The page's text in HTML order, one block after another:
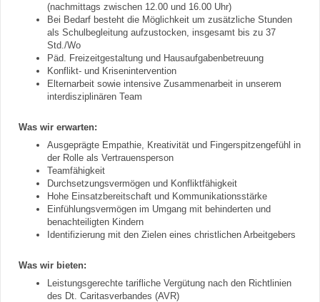
(nachmittags zwischen 12.00 und 16.00 Uhr)
Bei Bedarf besteht die Möglichkeit um zusätzliche Stunden
als Schulbegleitung aufzustocken, insgesamt bis zu 37
Std./Wo
Päd. Freizeitgestaltung und Hausaufgabenbetreuung
Konflikt- und Krisenintervention
Elternarbeit sowie intensive Zusammenarbeit in unserem
interdisziplinären Team
Was wir erwarten:
Ausgeprägte Empathie, Kreativität und Fingerspitzengefühl in
der Rolle als Vertrauensperson
Teamfähigkeit
Durchsetzungsvermögen und Konfliktfähigkeit
Hohe Einsatzbereitschaft und Kommunikationsstärke
Einfühlungsvermögen im Umgang mit behinderten und
benachteiligten Kindern
Identifizierung mit den Zielen eines christlichen Arbeitgebers
Was wir bieten:
Leistungsgerechte tarifliche Vergütung nach den Richtlinien
des Dt. Caritasverbandes (AVR)